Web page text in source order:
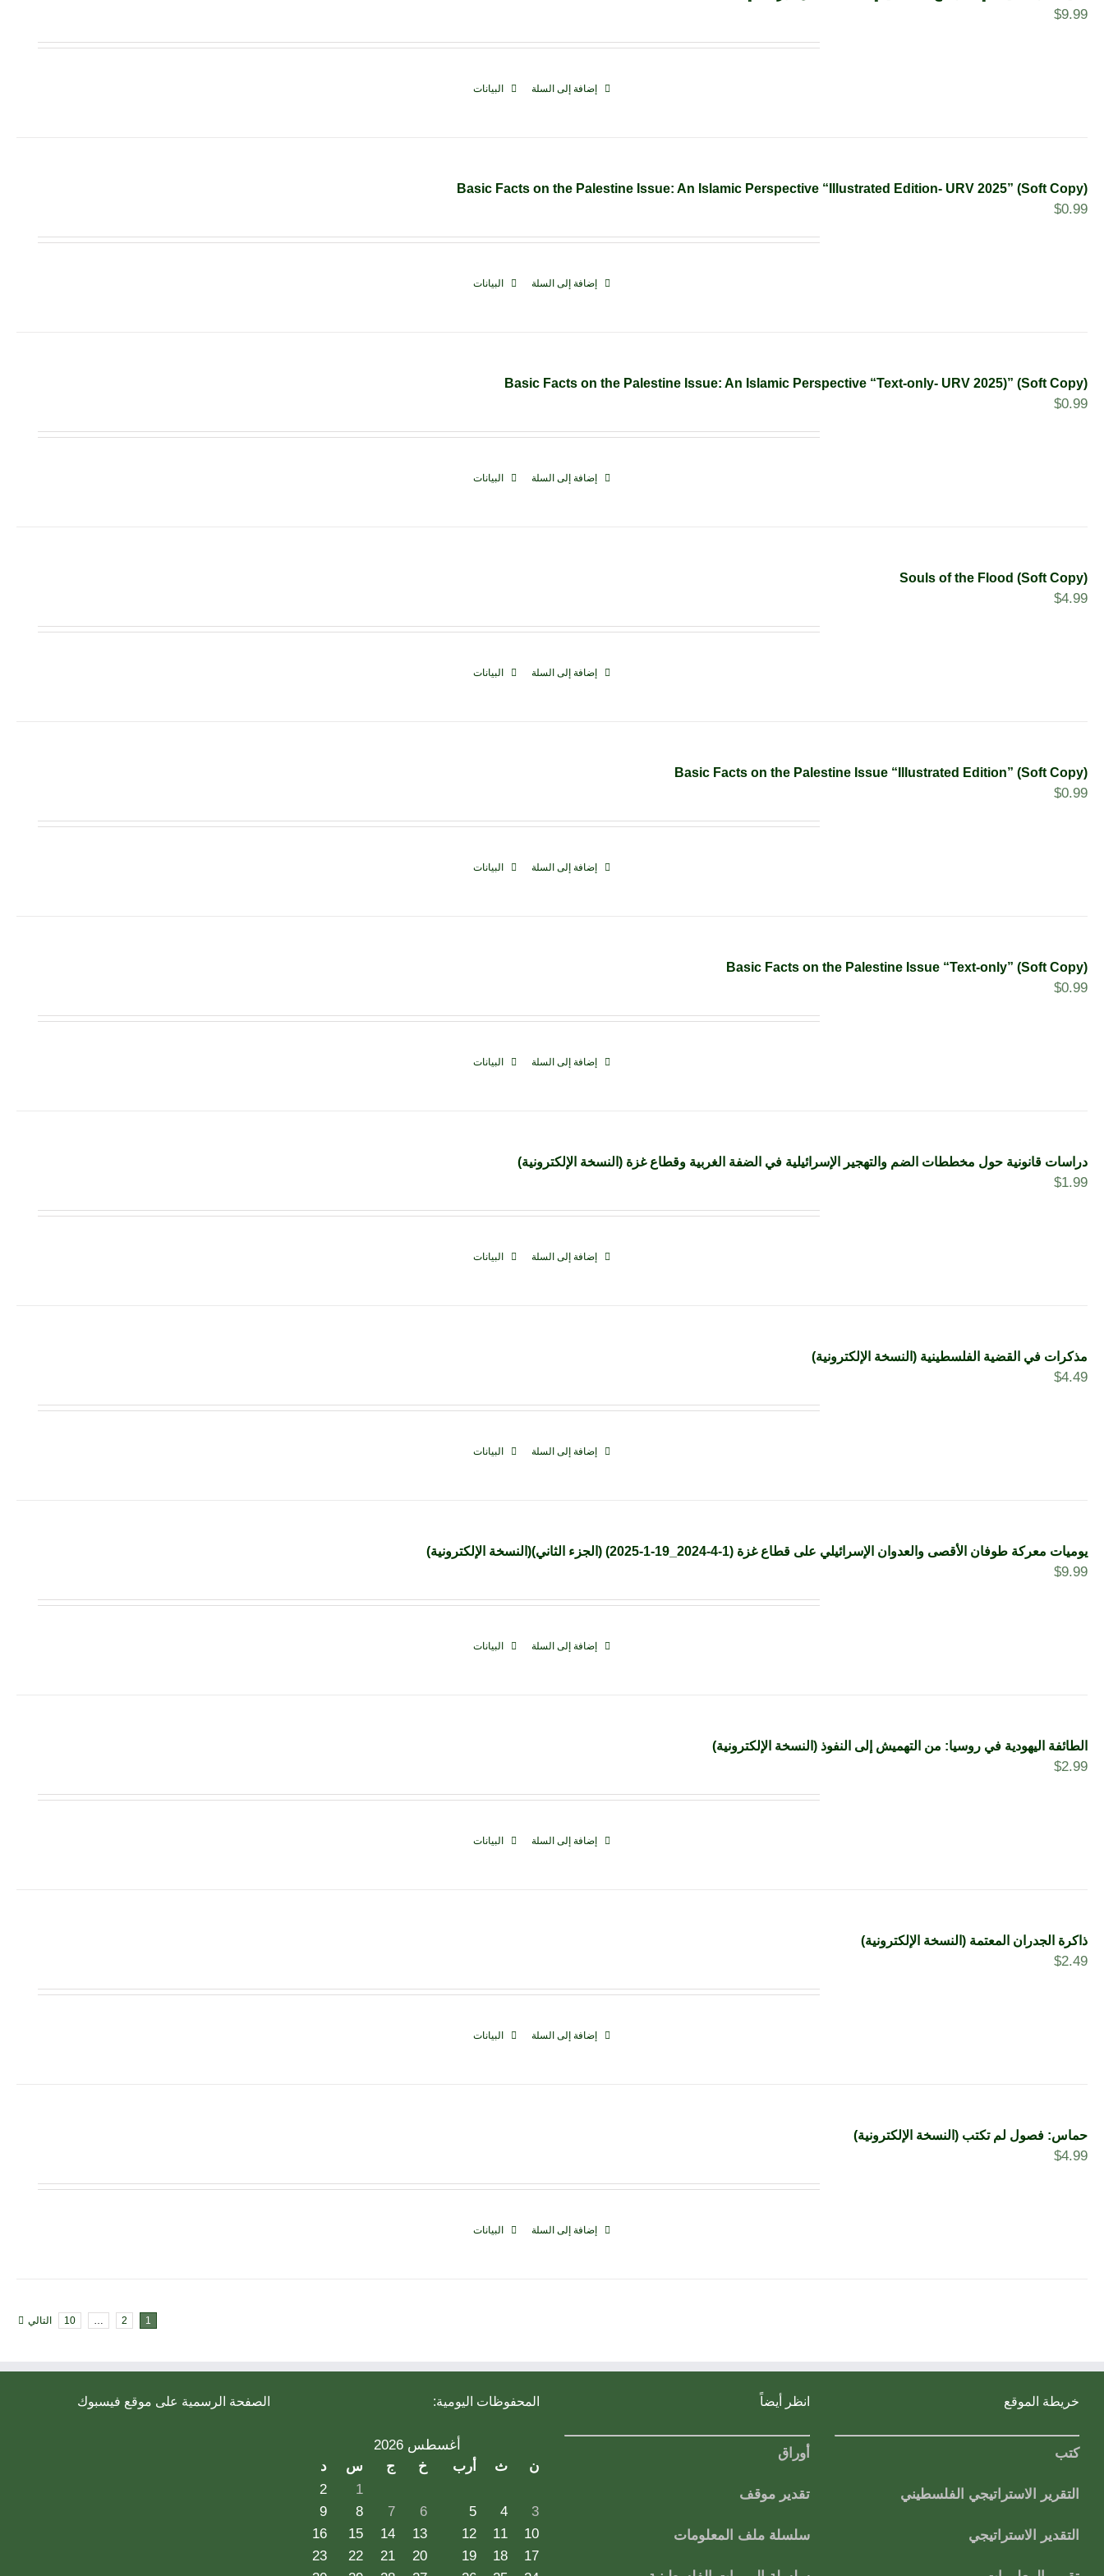
$9.99
إضافة إلى السلة البيانات
Basic Facts on the Palestine Issue: An Islamic Perspective “Illustrated Edition- URV 2025” (Soft Copy)
$0.99
إضافة إلى السلة البيانات
Basic Facts on the Palestine Issue: An Islamic Perspective “Text-only- URV 2025)” (Soft Copy)
$0.99
إضافة إلى السلة البيانات
Souls of the Flood (Soft Copy)
$4.99
إضافة إلى السلة البيانات
Basic Facts on the Palestine Issue “Illustrated Edition” (Soft Copy)
$0.99
إضافة إلى السلة البيانات
Basic Facts on the Palestine Issue “Text-only” (Soft Copy)
$0.99
إضافة إلى السلة البيانات
دراسات قانونية حول مخططات الضم والتهجير الإسرائيلية في الضفة الغربية وقطاع غزة (النسخة الإلكترونية)
$1.99
إضافة إلى السلة البيانات
مذكرات في القضية الفلسطينية (النسخة الإلكترونية)
$4.49
إضافة إلى السلة البيانات
يوميات معركة طوفان الأقصى والعدوان الإسرائيلي على قطاع غزة (1-4-2024_19-1-2025) (الجزء الثاني)(النسخة الإلكترونية)
$9.99
إضافة إلى السلة البيانات
الطائفة اليهودية في روسيا: من التهميش إلى النفوذ (النسخة الإلكترونية)
$2.99
إضافة إلى السلة البيانات
ذاكرة الجدران المعتمة (النسخة الإلكترونية)
$2.49
إضافة إلى السلة البيانات
حماس: فصول لم تكتب (النسخة الإلكترونية)
$4.99
إضافة إلى السلة البيانات
1
2
…
10 التالي
خريطة الموقع
كتب
التقرير الاستراتيجي الفلسطيني
التقدير الاستراتيجي
انظر أيضاً
أوراق
تقدير موقف
سلسلة ملف المعلومات
المحفوظات اليومية:
أغسطس 2026
ن
ث أرب خ ج س
د
1
2
3
4
5
6
7
8
9
10
11
12
13
14
15
16
17
18
19
20
21
22
23
الصفحة الرسمية على موقع فيسبوك